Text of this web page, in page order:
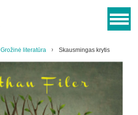
Grožinė literatūra Skausmingas krytis